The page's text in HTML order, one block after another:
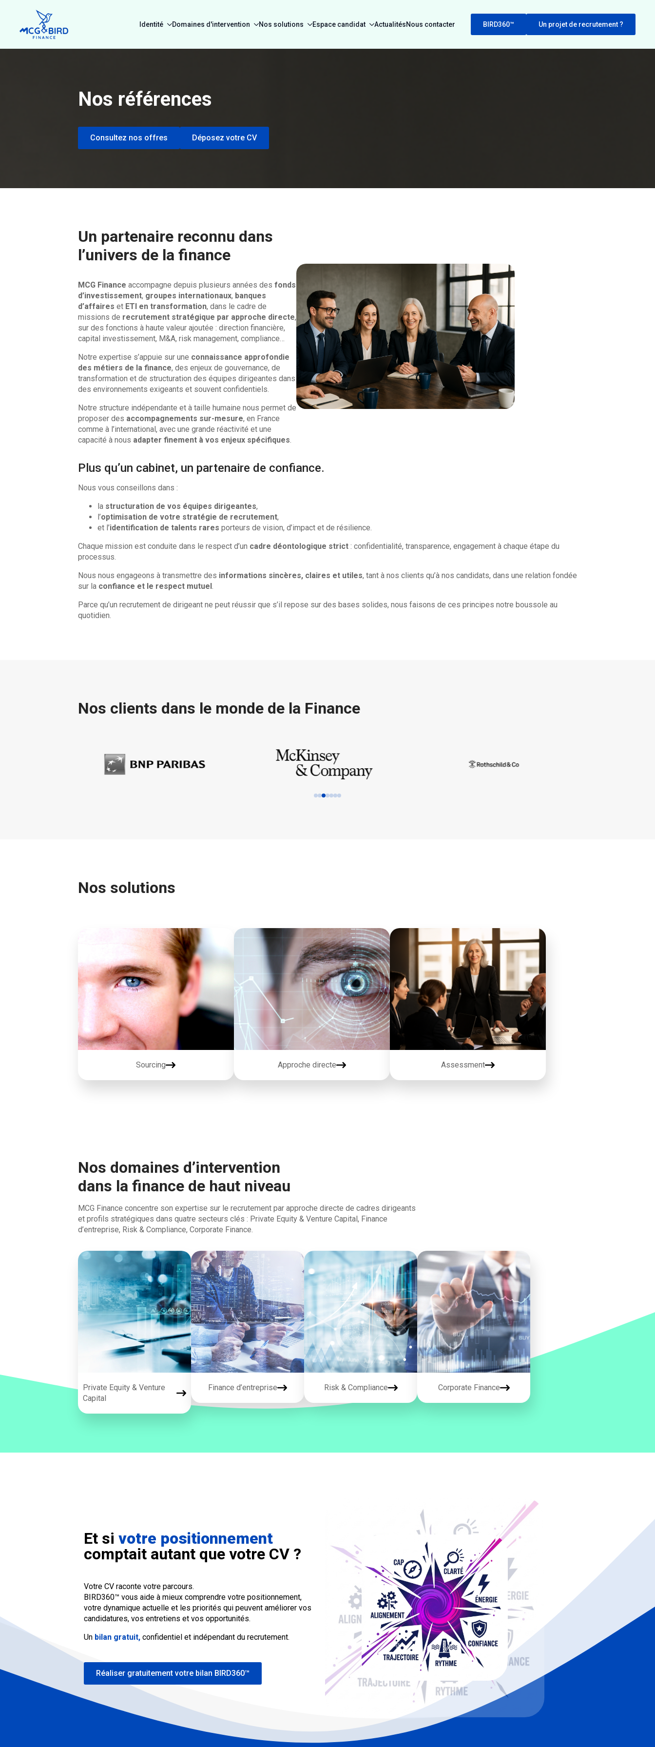
Identité Domaines d'intervention Nos solutions Espace candidat ActualitésNous contacter BIRD360™ Un projet de recrutement ?
Nos références
Consultez nos offres Déposez votre CV
Un partenaire reconnu dans
l’univers de la finance
MCG Finance accompagne depuis plusieurs années des fonds
d’investissement, groupes internationaux, banques
d’affaires et ETI en transformation, dans le cadre de
missions de recrutement stratégique par approche directe,
sur des fonctions à haute valeur ajoutée : direction financière,
capital investissement, M&A, risk management, compliance…
Notre expertise s’appuie sur une connaissance approfondie
des métiers de la finance, des enjeux de gouvernance, de
transformation et de structuration des équipes dirigeantes dans
des environnements exigeants et souvent confidentiels.
Notre structure indépendante et à taille humaine nous permet de
proposer des accompagnements sur-mesure, en France
comme à l’international, avec une grande réactivité et une
capacité à nous adapter finement à vos enjeux spécifiques.
Plus qu’un cabinet, un partenaire de confiance.
Nous vous conseillons dans :
la structuration de vos équipes dirigeantes,
l’optimisation de votre stratégie de recrutement,
et l’identification de talents rares porteurs de vision, d’impact et de résilience.
Chaque mission est conduite dans le respect d’un cadre déontologique strict : confidentialité, transparence, engagement à chaque étape du
processus.
Nous nous engageons à transmettre des informations sincères, claires et utiles, tant à nos clients qu’à nos candidats, dans une relation fondée
sur la confiance et le respect mutuel.
Parce qu’un recrutement de dirigeant ne peut réussir que s’il repose sur des bases solides, nous faisons de ces principes notre boussole au
quotidien.
Nos clients dans le monde de la Finance
Nos solutions
Sourcing Approche directe Assessment
Nos domaines d’intervention
dans la finance de haut niveau
MCG Finance concentre son expertise sur le recrutement par approche directe de cadres dirigeants
et profils stratégiques dans quatre secteurs clés : Private Equity & Venture Capital, Finance
d’entreprise, Risk & Compliance, Corporate Finance.
Private Equity & Venture
Capital
Finance d’entreprise Risk & Compliance Corporate Finance
Et si votre positionnement
comptait autant que votre CV ?
Votre CV raconte votre parcours.
BIRD360™ vous aide à mieux comprendre votre positionnement,
votre dynamique actuelle et les priorités qui peuvent améliorer vos
candidatures, vos entretiens et vos opportunités.
Un bilan gratuit, confidentiel et indépendant du recrutement.
Réaliser gratuitement votre bilan BIRD360™